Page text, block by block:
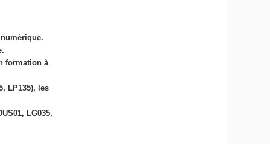
formation à
LP135), les
LG035,